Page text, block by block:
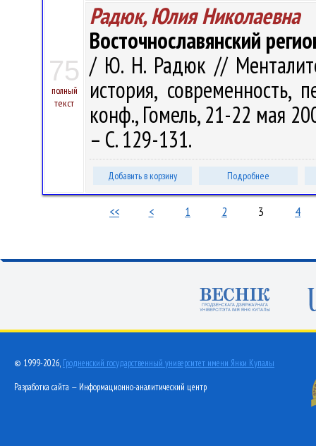
75
полный
текст
Радюк, Юлия Николаевна
Восточнославянский
/ Ю. Н. Радюк //
история,
конф., Гомель, 21-22 мая
– С. 129-131.
Добавить в корзину Подробнее
<< < 1 2 3 4
© 1999-2026, Гродненский государственный университет имени Янки Купалы
Разработка сайта — Информационно-аналитический центр